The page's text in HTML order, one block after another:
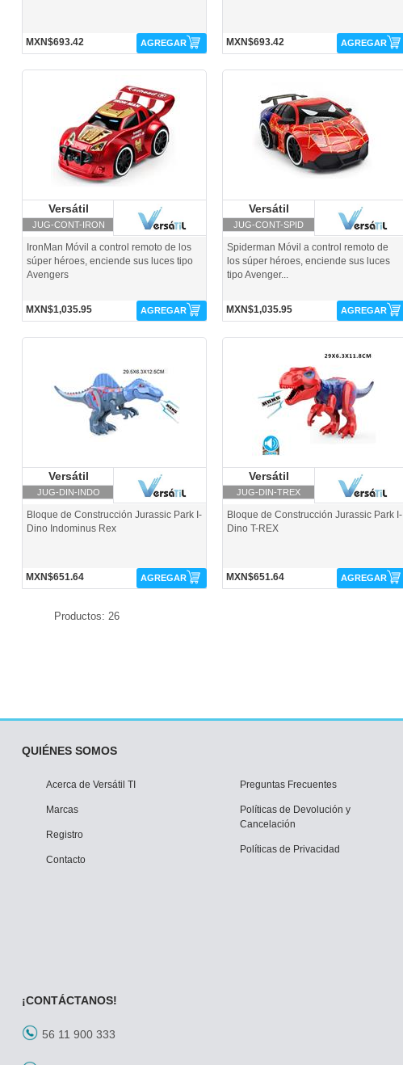
MXN$693.42 AGREGAR MXN$693.42 AGREGAR
Versátil
JUG-CONT-IRON
IronMan Móvil a control remoto de los
súper héroes, enciende sus luces tipo
Avengers
MXN$1,035.95 AGREGAR
Versátil
JUG-CONT-SPID
Spiderman Móvil a control remoto de
los súper héroes, enciende sus luces
tipo Avenger...
MXN$1,035.95 AGREGAR
Versátil
JUG-DIN-INDO
Bloque de Construcción Jurassic Park I-
Dino Indominus Rex
MXN$651.64 AGREGAR
Versátil
JUG-DIN-TREX
Bloque de Construcción Jurassic Park I-
Dino T-REX
MXN$651.64 AGREGAR
Productos: 26
QUIÉNES SOMOS
Acerca de Versátil TI
Marcas
Registro
Contacto
Preguntas Frecuentes
Políticas de Devolución y
Cancelación
Políticas de Privacidad
¡CONTÁCTANOS!
56 11 900 333